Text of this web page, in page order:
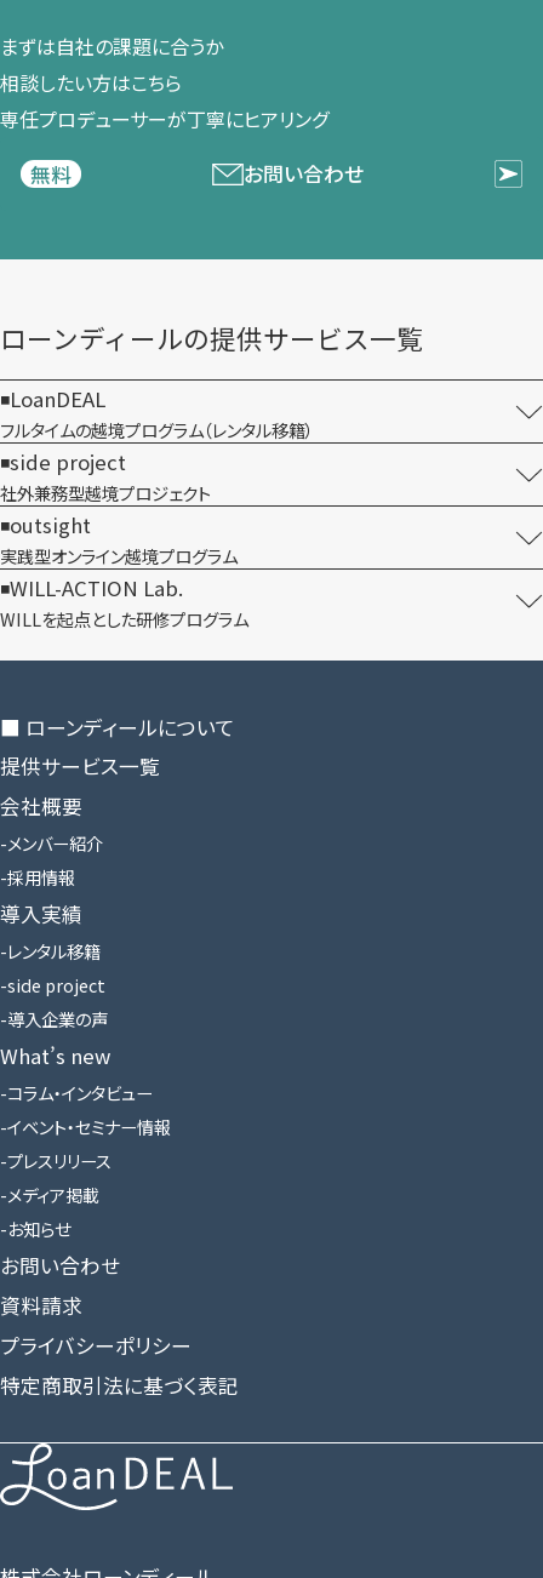
まずは​自社の​課題に​合うか​
相談したい方は​こちら
専任プロデューサーが​丁寧に​ヒアリング
無料
お問い合わせ
ローンディールの​提供サービス一覧
LoanDEAL
フルタイムの越境プログラム​（レンタル移籍）
side project
社外兼務型​越境プロジェクト
outsight
実践型オンライン​越境プログラム
WILL-ACTION Lab.
WILLを​起点とした​研修プログラム
■ ローンディールに​ついて
提供サービス一覧
会社概要
メンバー紹介
採用情報
導入実績
レンタル移籍
side project
導入企業の声
What’s new
コラム・インタビュー
イベント・セミナー情報
プレスリリース
メディア掲載
お知らせ
お問い合わせ
資料請求
プライバシーポリシー
特定商取引法に基づく表記